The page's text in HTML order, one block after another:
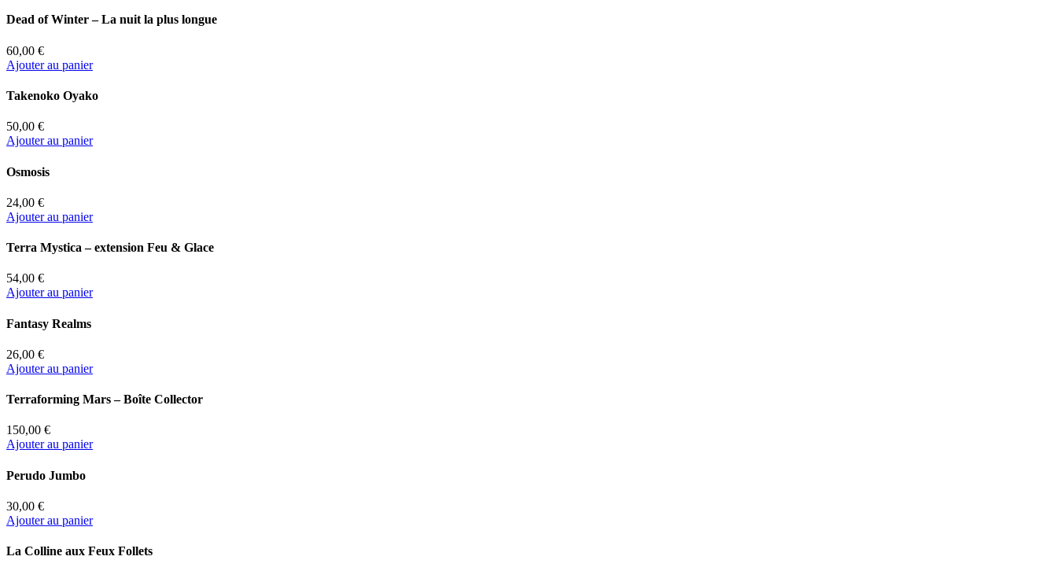
Dead of Winter – La nuit la plus longue
60,00 €
Ajouter au panier
Takenoko Oyako
50,00 €
Ajouter au panier
Osmosis
24,00 €
Ajouter au panier
Terra Mystica – extension Feu & Glace
54,00 €
Ajouter au panier
Fantasy Realms
26,00 €
Ajouter au panier
Terraforming Mars – Boîte Collector
150,00 €
Ajouter au panier
Perudo Jumbo
30,00 €
Ajouter au panier
La Colline aux Feux Follets